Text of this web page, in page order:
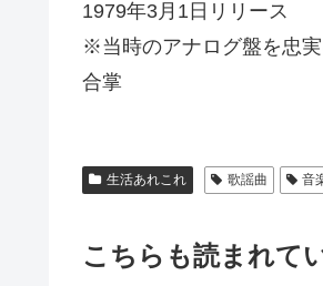
1979年3月1日リリース
※当時のアナログ盤を忠
合掌
生活あれこれ 歌謡曲 音
こちらも読まれて